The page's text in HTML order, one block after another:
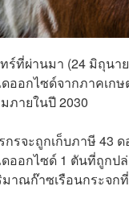
ร์ที่ผ่านมา (24 มิถุนา
ออกไซด์จากภาคเก
ภายในปี 2030
กรจะถูกเก็บภาษี 43
ออกไซด์ 1 ตันที่ถูกป
าณก๊าซเรือนกระจก